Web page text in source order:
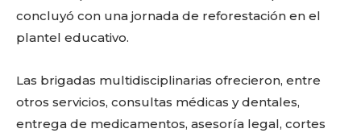
concluyó con una jornada de reforestación en el
plantel educativo.
Las brigadas multidisciplinarias ofrecieron, entre
otros servicios, consultas médicas y dentales,
entrega de medicamentos, asesoría legal, cortes